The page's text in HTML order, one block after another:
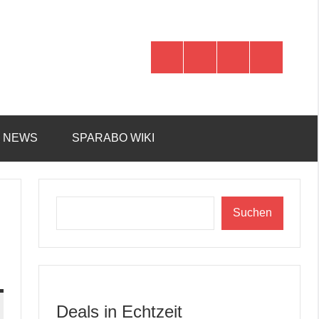
NEWS SPARABO WIKI
Suchen
Deals in Echtzeit